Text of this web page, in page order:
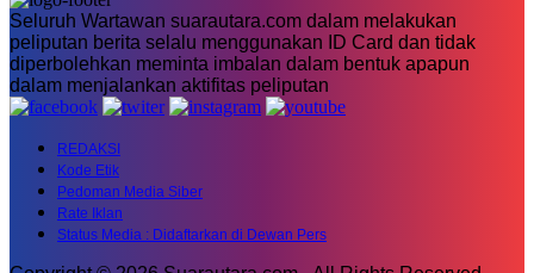
Seluruh Wartawan suarautara.com dalam melakukan
peliputan berita selalu menggunakan ID Card dan tidak
diperbolehkan meminta imbalan dalam bentuk apapun
dalam menjalankan aktifitas peliputan
REDAKSI
Kode Etik
Pedoman Media Siber
Rate Iklan
Status Media : Didaftarkan di Dewan Pers